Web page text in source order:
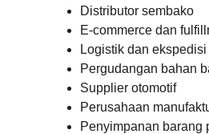
Distributor sembako
E-commerce dan
Logistik dan ekspedisi
Pergudangan bahan
Supplier otomotif
Perusahaan
Penyimpanan barang